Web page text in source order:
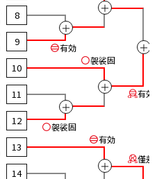
8
9
10
11
12
13
14
有効
＋
袈裟固
＋
＋
袈裟固
＋
有効
＋
有効
＋
僅差